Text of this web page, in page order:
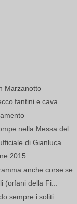
Marzanotto
fantini e cava...
nella Messa del ...
di Gianluca ...
2015
anche corse se...
(orfani della Fi...
sempre i soliti...